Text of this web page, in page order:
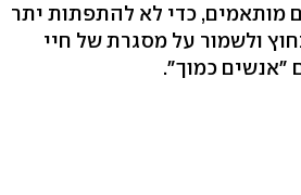
מותאמים, כדי לא להתפתות יתר
ולשמור על מסגרת של חיי
"אנשים כמוך".